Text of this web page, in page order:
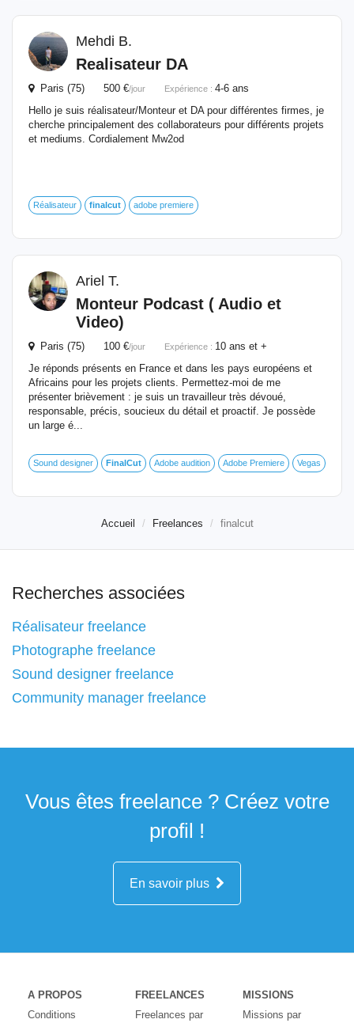
Mehdi B.
Realisateur DA
Paris (75) 500 €/jour Expérience : 4-6 ans
Hello je suis réalisateur/Monteur et DA pour différentes firmes, je
cherche principalement des collaborateurs pour différents projets
et mediums. Cordialement Mw2od
Réalisateur finalcut adobe premiere
Ariel T.
Monteur Podcast ( Audio et
Video)
Paris (75) 100 €/jour Expérience : 10 ans et +
Je réponds présents en France et dans les pays européens et
Africains pour les projets clients. Permettez-moi de me
présenter brièvement : je suis un travailleur très dévoué,
responsable, précis, soucieux du détail et proactif. Je possède
un large é...
Sound designer FinalCut Adobe audition Adobe Premiere Vegas
Accueil Freelances finalcut
Recherches associées
Réalisateur freelance
Photographe freelance
Sound designer freelance
Community manager freelance
Vous êtes freelance ? Créez votre
profil !
En savoir plus
A PROPOS
Conditions
FREELANCES
Freelances par
MISSIONS
Missions par